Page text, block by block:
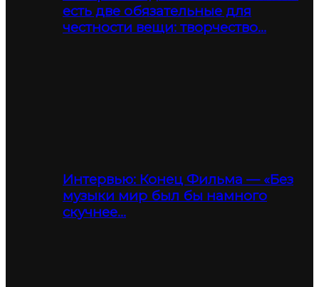
есть две обязательные для
честности вещи: творчество…
Интервью: Конец Фильма — «Без
музыки мир был бы намного
скучнее…